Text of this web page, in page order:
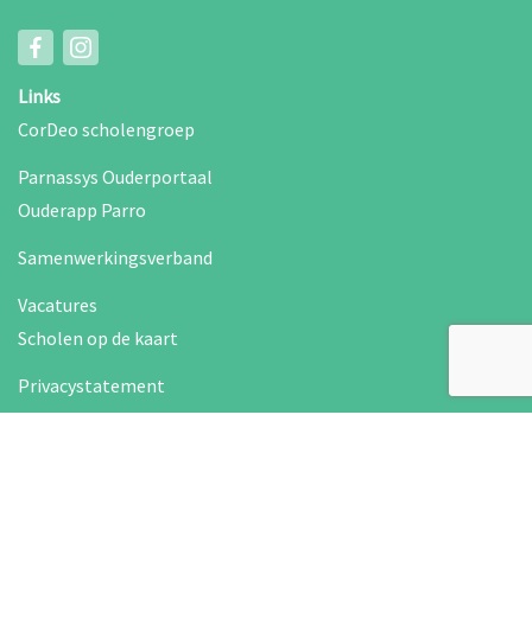
Links
CorDeo scholengroep
Parnassys Ouderportaal
Ouderapp Parro
Samenwerkingsverband
Vacatures
Scholen op de kaart
Privacystatement
Klachtenregeling